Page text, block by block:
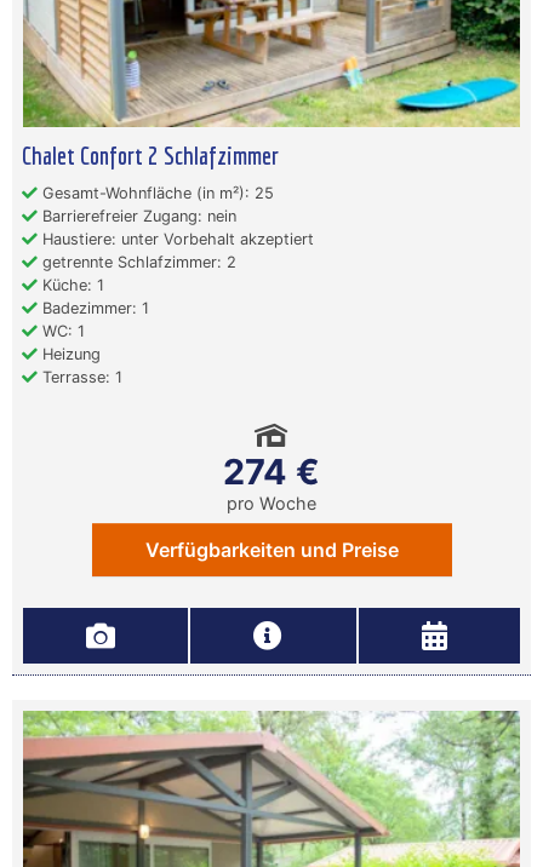
Chalet Confort 2 Schlafzimmer
Gesamt-Wohnfläche (in m²): 25
Barrierefreier Zugang: nein
Haustiere: unter Vorbehalt akzeptiert
getrennte Schlafzimmer: 2
Küche: 1
Badezimmer: 1
WC: 1
Heizung
Terrasse: 1
274 €
pro Woche
Verfügbarkeiten und Preise